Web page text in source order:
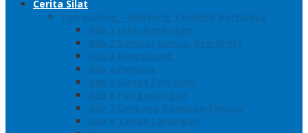
Cerita Silat
Toh Kuning – Benteng Terakhir Kertajaya
Bab 1 Jalur Banengan
Bab 2 Sampai Jumpa, Ken Arok!
Bab 3 Bergabung
Bab 4 Perwira
Bab 5 Siasat Ken Arok
Bab 6 Pengepungan
Bab 7 Gerbang Pasukan Khusus
Bab 8 Tanah Larangan